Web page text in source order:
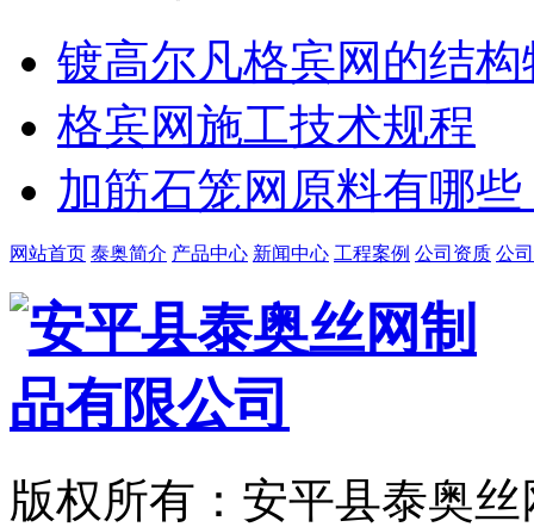
镀高尔凡格宾网的结构
格宾网施工技术规程
加筋石笼网原料有哪些
网站首页 泰奥简介 产品中心 新闻中心 工程案例 公司资质 公
版权所有：安平县泰奥